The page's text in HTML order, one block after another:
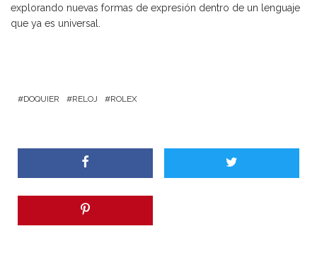
explorando nuevas formas de expresión dentro de un lenguaje
que ya es universal.
DOQUIER RELOJ ROLEX